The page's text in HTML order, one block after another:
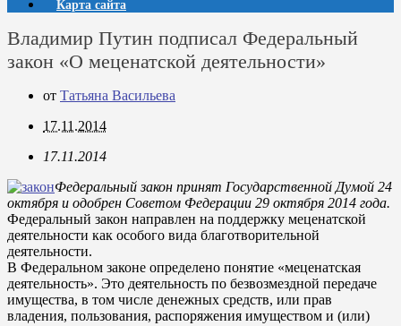
Карта сайта
Владимир Путин подписал Федеральный
закон «О меценатской деятельности»
от Татьяна Васильева
17.11.2014
17.11.2014
Федеральный закон принят Государственной Думой 24
октября и одобрен Советом Федерации 29 октября 2014 года.
Федеральный закон направлен на поддержку меценатской
деятельности как особого вида благотворительной
деятельности.
В Федеральном законе определено понятие «меценатская
деятельность». Это деятельность по безвозмездной передаче
имущества, в том числе денежных средств, или прав
владения, пользования, распоряжения имуществом и (или)